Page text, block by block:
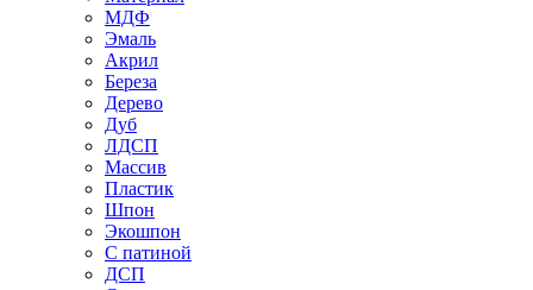
МДФ
Эмаль
Акрил
Береза
Дерево
Дуб
ЛДСП
Массив
Пластик
Шпон
Экошпон
С патиной
ДСП